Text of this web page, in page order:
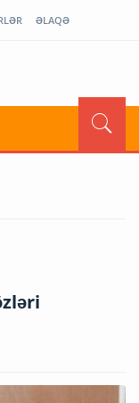
ƏLAQƏ